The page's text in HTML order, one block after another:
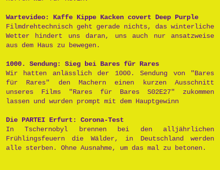
Wartevideo: Kaffe Kippe Kacken covert Deep Purple
Filmdrehtechnisch geht gerade nichts, das winterliche
Wetter hindert uns daran, uns auch nur ansatzweise
aus dem Haus zu bewegen.
1000. Sendung: Sieg bei Bares für Rares
Wir hatten anlässlich der 1000. Sendung von "Bares
für Rares" den Machern einen kurzen Ausschnitt
unseres Films "Rares für Bares S02E27" zukommen
lassen und wurden prompt mit dem Hauptgewinn
Die PARTEI Erfurt: Corona-Test
In Tschernobyl brennen bei den alljährlichen
Frühlingsfeuern die Wälder, in Deutschland werden
alle sterben. Ohne Ausnahme, um das mal zu betonen.